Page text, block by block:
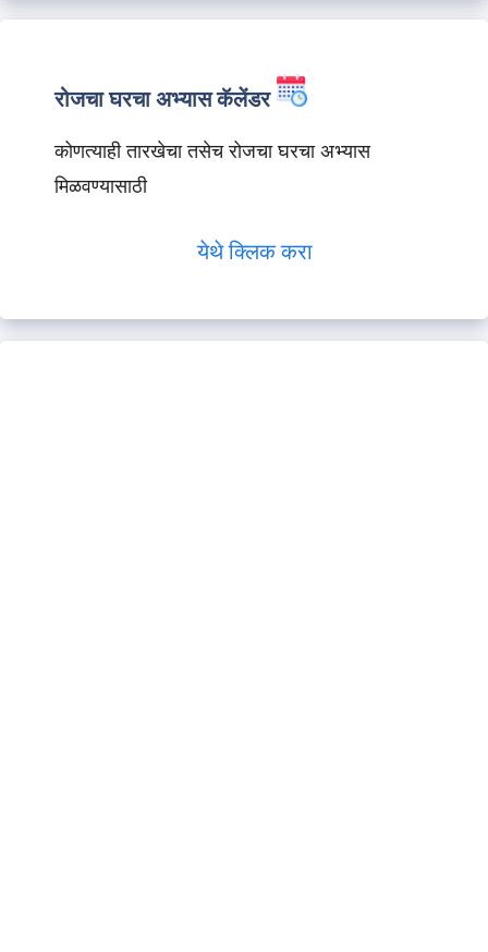
रोजचा घरचा अभ्यास कॅलेंडर
कोणत्याही तारखेचा तसेच रोजचा घरचा अभ्यास
मिळवण्यासाठी
येथे क्लिक करा